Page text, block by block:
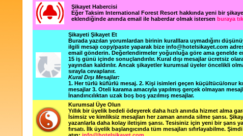
Şikayet Habercisi
Eğer Taksim International Forest Resort hakkında yeni bir
eklendiğinde anında email ile haberdar olmak istersen buraya
Şikayeti Şikayet Et
Burada yazılan yorumlardan birinin kuralllara uymadığını
ilgili mesajı copy/paste yaparak bize info@hotelsikayet.com
email gönderin. Değerlendirmeler yoğunluğa göre ama genelde
15 iş günü içinde sonuçlandırılır. Kural dışı mesajlar ücretsiz
yayından kaldırılır. Ancak şikayetler kurumsal üyeler öncelikli
sırayla cevaplanır.
Kural Dışı Mesajlar:
1. Her türlü küfürlü mesaj. 2. Kişi isimleri geçen küçültücü/onur
mesajlar 3. Oteli karama amacıyla yapılmış gerçek olmayan
İnandırıcılıktan uzak boş boş yazılmış mesajlar.
Kurumsal Üye Olun
Yıllık bir üyelik bedeli ödeyerek daha hızlı anında hizmet alma
İsimsiz ve kimliksiz mesajları her zaman anında silme şansı.
yazanlarla daha kolay iletişim şansı. Tesisiniz için yeni bir şans
fırsatı. İlk üyelik başlangıcında tüm mesajları sıfırlayabilme.